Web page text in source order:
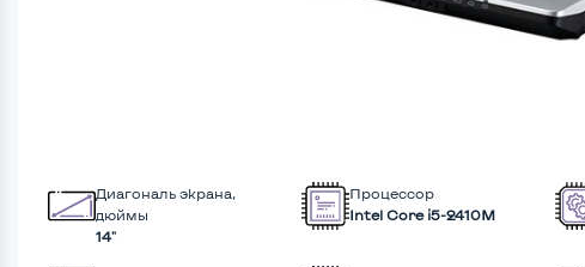
Диагональ экрана,
дюймы
14"
Процессор
Intel Core i5-2410M